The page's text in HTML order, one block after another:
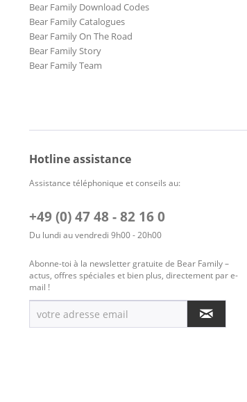
Bear Family Download Codes
Bear Family Catalogues
Bear Family On The Road
Bear Family Story
Bear Family Team
Hotline assistance
Assistance téléphonique et conseils au:
+49 (0) 47 48 - 82 16 0
Du lundi au vendredi 9h00 - 20h00
Abonne-toi à la newsletter gratuite de Bear Family –
actus, offres spéciales et bien plus, directement par e-
mail !